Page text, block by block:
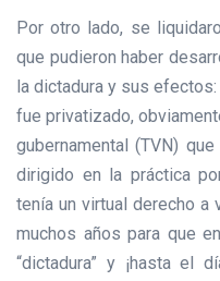
Por otro lado, se
que pudieron haber
la dictadura y sus
fue privatizado,
gubernamental (TVN)
dirigido en la práctica
tenía un virtual derecho a
muchos años para que
“dictadura” y ¡hasta el